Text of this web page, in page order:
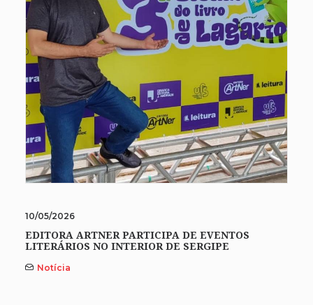
10/05/2026
EDITORA ARTNER PARTICIPA DE EVENTOS
LITERÁRIOS NO INTERIOR DE SERGIPE
Notícia